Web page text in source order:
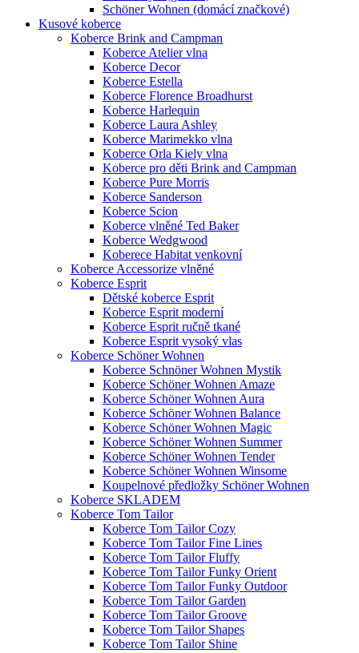
Schöner Wohnen (domácí značkové)
Kusové koberce
Koberce Brink and Campman
Koberce Atelier vlna
Koberce Decor
Koberce Estella
Koberce Florence Broadhurst
Koberce Harlequin
Koberce Laura Ashley
Koberce Marimekko vlna
Koberce Orla Kiely vlna
Koberce pro děti Brink and Campman
Koberce Pure Morris
Koberce Sanderson
Koberce Scion
Koberce vlněné Ted Baker
Koberce Wedgwood
Koberece Habitat venkovní
Koberce Accessorize vlněné
Koberce Esprit
Dětské koberce Esprit
Koberce Esprit moderní
Koberce Esprit ručně tkané
Koberce Esprit vysoký vlas
Koberce Schöner Wohnen
Koberce Schnöner Wohnen Mystik
Koberce Schöner Wohnen Amaze
Koberce Schöner Wohnen Aura
Koberce Schöner Wohnen Balance
Koberce Schöner Wohnen Magic
Koberce Schöner Wohnen Summer
Koberce Schöner Wohnen Tender
Koberce Schöner Wohnen Winsome
Koupelnové předložky Schöner Wohnen
Koberce SKLADEM
Koberce Tom Tailor
Koberce Tom Tailor Cozy
Koberce Tom Tailor Fine Lines
Koberce Tom Tailor Fluffy
Koberce Tom Tailor Funky Orient
Koberce Tom Tailor Funky Outdoor
Koberce Tom Tailor Garden
Koberce Tom Tailor Groove
Koberce Tom Tailor Shapes
Koberce Tom Tailor Shine